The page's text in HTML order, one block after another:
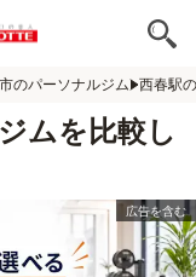
のパーソナルジム 西春駅
ムを比較し